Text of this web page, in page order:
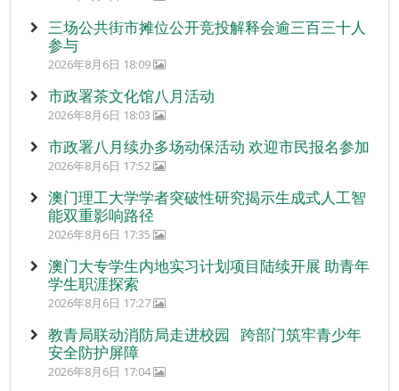
三场公共街市摊位公开竞投解释会逾三百三十人
参与
2026年8月6日 18:09
市政署茶文化馆八月活动
2026年8月6日 18:03
市政署八月续办多场动保活动 欢迎市民报名参加
2026年8月6日 17:52
澳门理工大学学者突破性研究揭示生成式人工智
能双重影响路径
2026年8月6日 17:35
澳门大专学生内地实习计划项目陆续开展 助青年
学生职涯探索
2026年8月6日 17:27
教青局联动消防局走进校园 跨部门筑牢青少年
安全防护屏障
2026年8月6日 17:04